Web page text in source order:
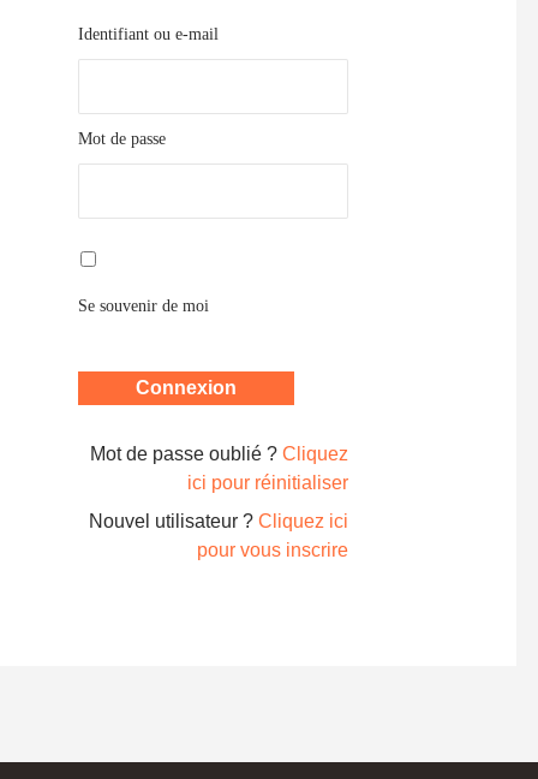
Identifiant ou e-mail
Mot de passe
Se souvenir de moi
Mot de passe oublié ? Cliquez
ici pour réinitialiser
Nouvel utilisateur ? Cliquez ici
pour vous inscrire